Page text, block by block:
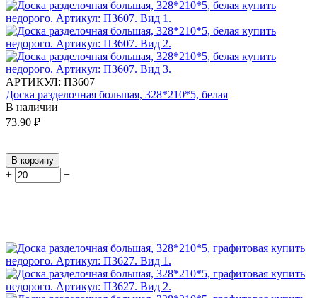
АРТИКУЛ: П3607
Доска разделочная большая, 328*210*5, белая
В наличии
73.90 ₽
В корзину
+ −